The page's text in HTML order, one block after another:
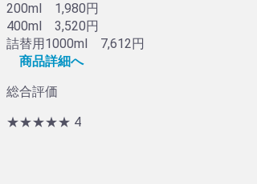
200ml 1,980円
400ml 3,520円
詰替用1000ml 7,612円
商品詳細へ
総合評価
★★★★★ 4